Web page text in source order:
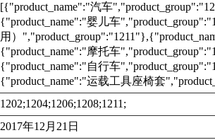
[{"product_name":"汽车
{"product_name":"婴儿车
用）
{"product_name":"摩托车
{"product_name":"自行车
{"product_name":"运载工具座椅套
1202;1204;1206;1208;1211;
2017年12月21日